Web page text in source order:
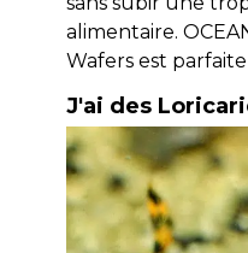
alimentaire.
Wafers est
J'ai des